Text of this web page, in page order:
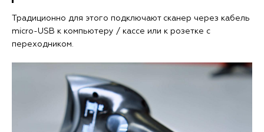
Традиционно для этого подключают сканер через кабель
micro-USB к компьютеру / кассе или к розетке с
переходником.